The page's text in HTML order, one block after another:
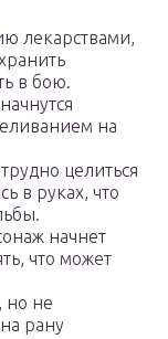
лекарствами,
в бою.
на
целиться
в руках, что
начнет
что может
но не
рану